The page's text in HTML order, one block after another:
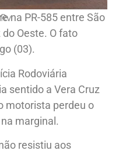
na PR-585 entre São
Oeste. O fato
(03).
Rodoviária
sentido a Vera Cruz
motorista perdeu o
marginal.
resistiu aos